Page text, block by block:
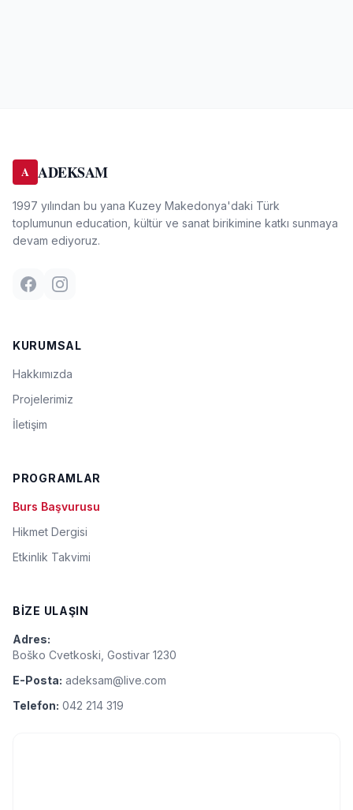
A ADEKSAM
1997 yılından bu yana Kuzey Makedonya'daki Türk
toplumunun education, kültür ve sanat birikimine katkı sunmaya
devam ediyoruz.
KURUMSAL
Hakkımızda
Projelerimiz
İletişim
PROGRAMLAR
Burs Başvurusu
Hikmet Dergisi
Etkinlik Takvimi
BIZE ULAŞIN
Adres:
Boško Cvetkoski, Gostivar 1230
E-Posta: adeksam@live.com
Telefon: 042 214 319